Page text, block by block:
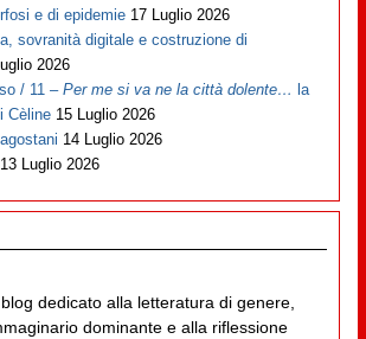
e di epidemie 17 Luglio 2026
sovranità digitale e costruzione di
2026
/ 11 –Per me si va ne la città dolente… la
Cèline 15 Luglio 2026
14 Luglio 2026
13 Luglio 2026
dedicato alla letteratura di genere,
dominante e alla riflessione